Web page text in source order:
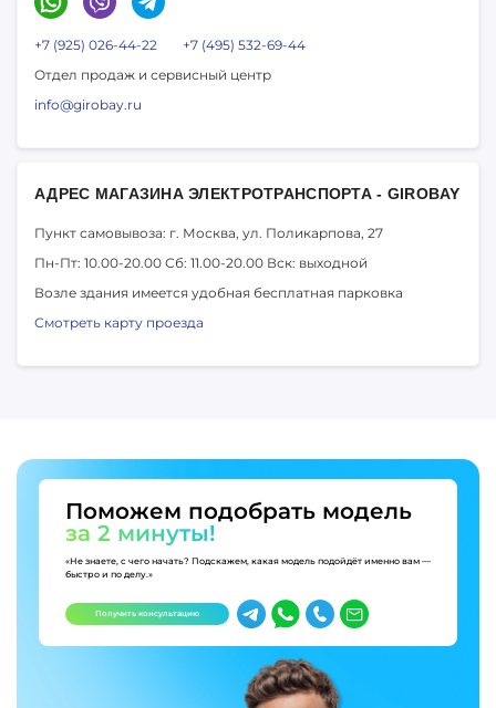
+7 (925) 026-44-22
+7 (495) 532-69-44
Отдел продаж и сервисный центр
info@girobay.ru
АДРЕС МАГАЗИНА ЭЛЕКТРОТРАНСПОРТА - GIROBAY
Пункт самовывоза: г. Москва, ул. Поликарпова, 27
Пн-Пт: 10.00-20.00 Сб: 11.00-20.00 Вск: выходной
Возле здания имеется удобная бесплатная парковка
Смотреть карту проезда
Поможем подобрать модель
за 2 минуты!
«Не знаете, с чего начать? Подскажем, какая модель подойдёт именно вам —
быстро и по делу.»
Получить консультацию